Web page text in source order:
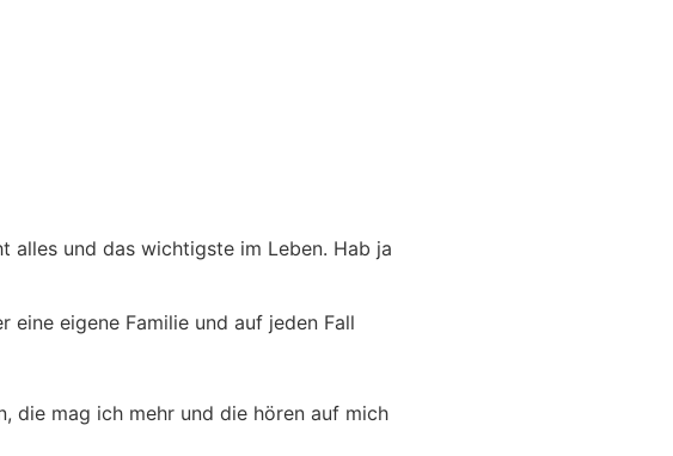
alles und das wichtigste im Leben. Hab ja
eigene Familie und auf jeden Fall
die mag ich mehr und die hören auf mich